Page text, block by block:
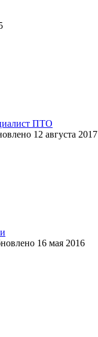
ПТО
12 августа 2017
16 мая 2016